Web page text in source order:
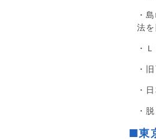
・
法
・
・
・
・
■東